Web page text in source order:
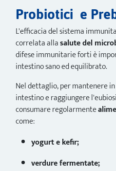
Probiotici e
L'efficacia del sistema
correlata allasalute del
difese immunitarie forti è
intestino sano ed equilibrato.
Nel dettaglio, per mantenere
intestino e raggiungere
consumare regolarmente
come:
yogurt e kefir;
verdure fermentate;